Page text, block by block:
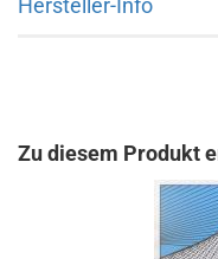
Hersteller-Info
Zu diesem Produkt